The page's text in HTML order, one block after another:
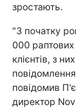
зростають.
"З початку
000
клієнтів, з
повідомив
директор